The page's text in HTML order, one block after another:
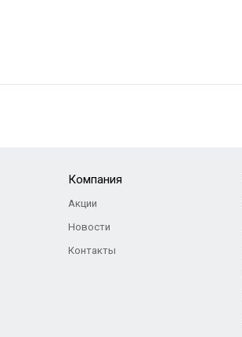
Компания
Акции
Новости
Контакты